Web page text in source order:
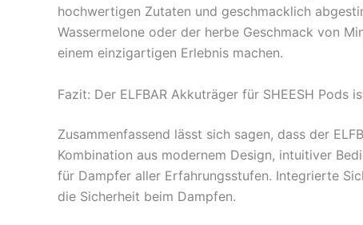
hochwertigen Zutaten und geschmacklich
Wassermelone oder der herbe Geschmack von
einem einzigartigen Erlebnis machen.
Fazit: Der ELFBAR Akkuträger für SHEESH Pods
Zusammenfassend lässt sich sagen, dass der
Kombination aus modernem Design, intuitiver
für Dampfer aller Erfahrungsstufen. Integrierte
die Sicherheit beim Dampfen.